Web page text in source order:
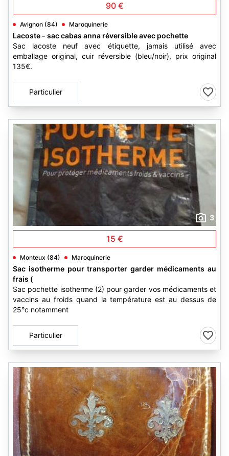
90 €
Avignon (84) Maroquinerie
Lacoste - sac cabas anna réversible avec pochette
Sac lacoste neuf avec étiquette, jamais utilisé avec
emballage original, cuir réversible (bleu/noir), prix original
135€.
Particulier
3
15 €
Monteux (84) Maroquinerie
Sac isotherme pour transporter garder médicaments au
frais (
Sac pochette isotherme (2) pour garder vos médicaments et
vaccins au froids quand la température est au dessus de
25°c notamment
Particulier